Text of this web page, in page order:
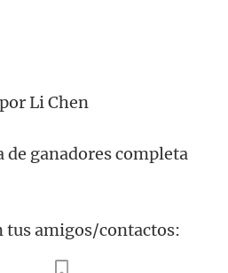
Li Chen
de ganadores completa
tus amigos/contactos: